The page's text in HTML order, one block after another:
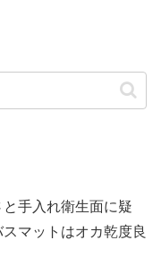
と手入れ衛生面に疑
マットはオカ乾度良